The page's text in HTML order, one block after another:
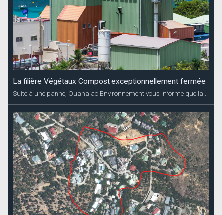
La filière Végétaux Compost exceptionnellement fermée
Suite à une panne, Ouanalao Environnement vous informe que la...